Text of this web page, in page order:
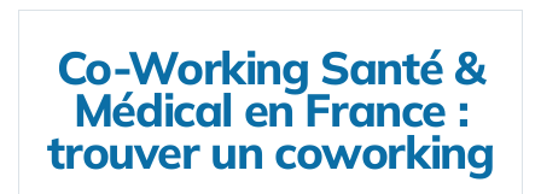
Co-Working Santé &
Médical en France :
trouver un coworking